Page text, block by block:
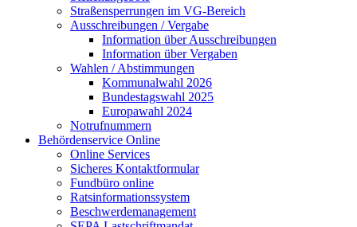
Straßensperrungen im VG-Bereich
Ausschreibungen / Vergabe
Information über Ausschreibungen
Information über Vergaben
Wahlen / Abstimmungen
Kommunalwahl 2026
Bundestagswahl 2025
Europawahl 2024
Notrufnummern
Behördenservice Online
Online Services
Sicheres Kontaktformular
Fundbüro online
Ratsinformationssystem
Beschwerdemanagement